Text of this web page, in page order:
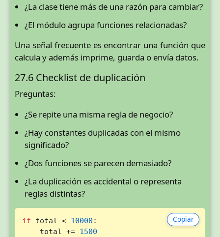
¿La clase tiene más de una razón para cambiar?
¿El módulo agrupa funciones relacionadas?
Una señal frecuente es encontrar una función que
calcula y además imprime, guarda o envía datos.
27.6 Checklist de duplicación
Preguntas:
¿Se repite una misma regla de negocio?
¿Hay constantes duplicadas con el mismo
significado?
¿Dos funciones se parecen demasiado?
¿La duplicación es accidental o representa
reglas distintas?
Copiar
if total < 10000 :
    total +=
1500